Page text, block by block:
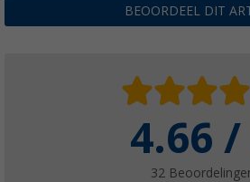
€ 83,99€ 89,99
BEOORDEEL DIT
4.66 /
32